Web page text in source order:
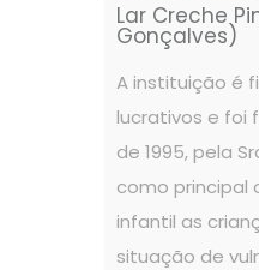
Lar Creche
Gonçalves)
A instituição é
lucrativos e foi
de 1995, pela
como principal
infantil as
situação de